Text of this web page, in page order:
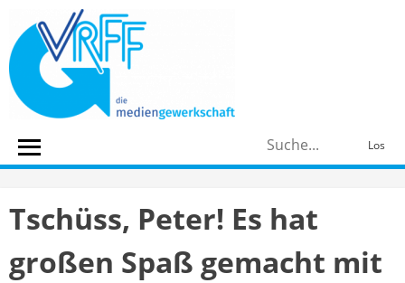
content
Los
Tschüss, Peter! Es hat
großen Spaß gemacht mit